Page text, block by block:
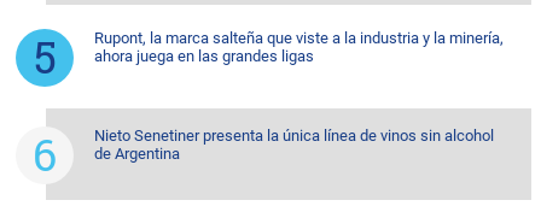
Rupont, la marca salteña que viste a la industria y la minería,
ahora juega en las grandes ligas
Nieto Senetiner presenta la única línea de vinos sin alcohol
de Argentina